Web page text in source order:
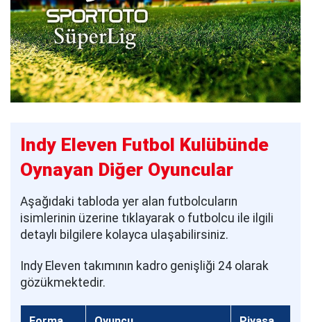
Indy Eleven Futbol Kulübünde
Oynayan Diğer Oyuncular
Aşağıdaki tabloda yer alan futbolcuların
isimlerinin üzerine tıklayarak o futbolcu ile ilgili
detaylı bilgilere kolayca ulaşabilirsiniz.
Indy Eleven takımının kadro genişliği 24 olarak
gözükmektedir.